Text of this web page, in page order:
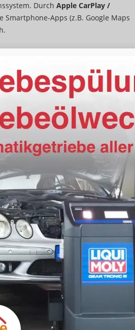
Durch Apple CarPlay /
Smartphone-Apps (z.B. Google Maps
Mittelarmlehne, Fahrer
elektrisch 4-fach
2-Zonen-Klimaautomatik
vorhanden
mit Multifunktionen, mit Schaltwippen
vorhanden
Sitzheizung, Isofix Beifahrersitz
Fahrer und Beifahrer
Fahrer- und Beifahrersitz
Digitalradio DAB, Farbdisplay,
vorhanden
Freisprecheinrichtung, Bluetooth